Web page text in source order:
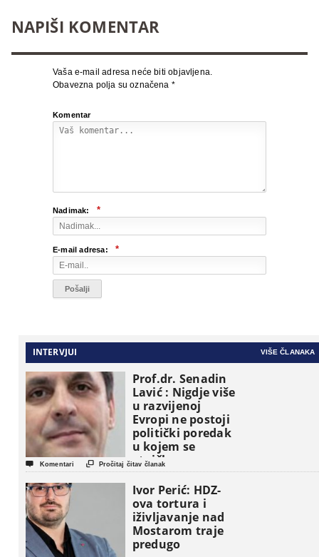
NAPIŠI KOMENTAR
Vaša e-mail adresa neće biti objavljena.
Obavezna polja su označena *
Komentar
Nadimak: *
E-mail adresa: *
INTERVJUI VIŠE ČLANAKA
Prof.dr. Senadin
Lavić : Nigdje više
u razvijenoj
Evropi ne postoji
politički poredak
u kojem se
etničke grupe
pojavljuju kao
osnovne
političke jedinice
 Komentari  Pročitaj čitav članak
Ivor Perić: HDZ-
ova tortura i
iživljavanje nad
Mostarom traje
predugo